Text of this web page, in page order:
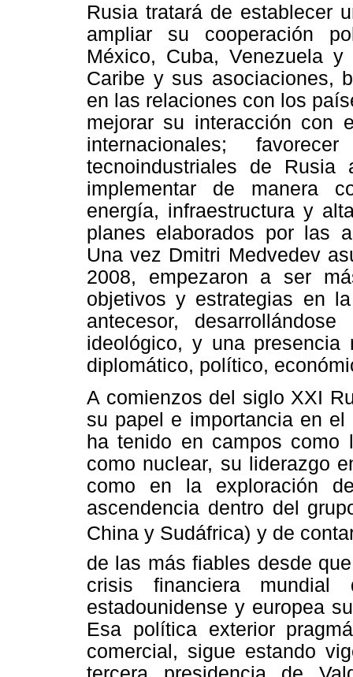
Rusia tratará de establecer
ampliar su cooperación
México, Cuba, Venezuela
Caribe y sus asociaciones,
en las relaciones con los
mejorar su interacción con
internacionales;
tecnoindustriales de Rusia
implementar de manera
energía, infraestructura y
planes elaborados por las
Una vez Dmitri Medvedev
2008, empezaron a ser
objetivos y estrategias en
antecesor,
ideológico, y una
diplomático, político,
A comienzos del siglo XXI
su papel e importancia en
ha tenido en campos como
como nuclear, su liderazgo
como en la exploración
ascendencia dentro del
China y Sudáfrica) y de
de las más fiables desde
crisis financiera
estadounidense y europea
Esa política exterior
comercial, sigue estando